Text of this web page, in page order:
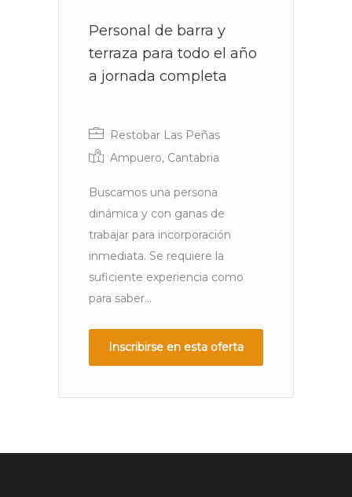
Personal de barra y
terraza para todo el año
a jornada completa
Restobar Las Peñas
Ampuero, Cantabria
Buscamos una persona
dinámica y con ganas de
trabajar para incorporación
inmediata. Se requiere la
suficiente experiencia como
para saber...
Inscribirse en esta oferta